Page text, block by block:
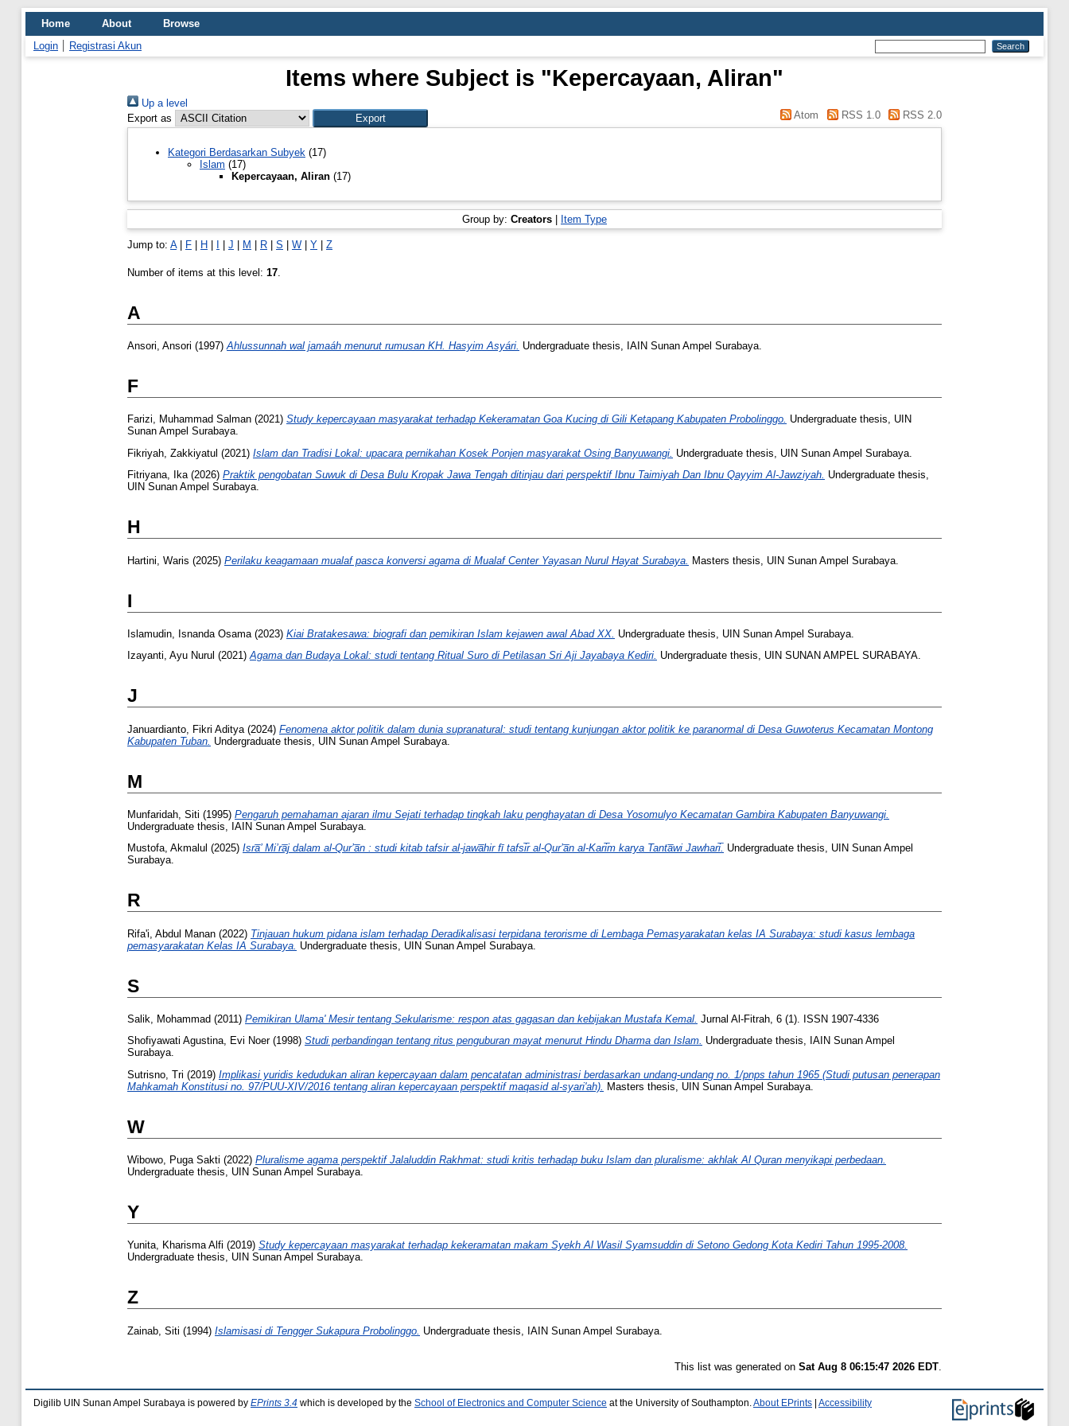
Home About
Browse
Login
Registrasi Akun
Items where Subject is "Kepercayaan, Aliran"
Up a level
Export as
Atom RSS 1.0 RSS 2.0
Kategori Berdasarkan Subyek (17)
Islam (17)
Kepercayaan, Aliran (17)
Group by: Creators | Item Type
Jump to: A| F | H | I | J | M | R | S | W | Y | Z
Number of items at this level: 17
A
Ansori, Ansori (1997) Ahlussunnah wal jamaáh menurut rumusan KH. Hasyim Asyári. Undergraduate thesis, IAIN Sunan Ampel Surabaya.
F
Farizi, Muhammad Salman (2021) Study kepercayaan masyarakat terhadap Kekeramatan Goa Kucing di Gili Ketapang Kabupaten Probolinggo. Undergraduate thesis, UIN
Sunan Ampel Surabaya.
Fikriyah, Zakkiyatul (2021) Islam dan Tradisi Lokal: upacara pernikahan Kosek Ponjen masyarakat Osing Banyuwangi. Undergraduate thesis, UIN Sunan Ampel Surabaya.
Fitriyana, Ika(2026) Praktik pengobatan Suwuk di Desa Bulu Kropak Jawa Tengah ditinjau dari perspektif Ibnu Taimiyah Dan Ibnu Qayyim Al-Jawziyah. Undergraduate thesis,
UIN Sunan Ampel Surabaya.
H
Hartini, Waris (2025) Perilaku keagamaan mualaf pasca konversi agama di Mualaf Center Yayasan Nurul Hayat Surabaya. Masters thesis, UIN Sunan Ampel Surabaya.
I
Islamudin, Isnanda Osama (2023) Kiai Bratakesawa: biografi dan pemikiran Islam kejawen awal Abad XX. Undergraduate thesis, UIN Sunan Ampel Surabaya.
Izayanti, Ayu Nurul (2021)Agama dan Budaya Lokal: studi tentang Ritual Suro di Petilasan Sri Aji Jayabaya Kediri. Undergraduate thesis, UIN SUNAN AMPEL SURABAYA.
J
Januardianto, Fikri Aditya (2024) Fenomena aktor politik dalam dunia supranatural: studi tentang kunjungan aktor politik ke paranormal di Desa Guwoterus Kecamatan Montong
Kabupaten Tuban. Undergraduate thesis, UIN Sunan Ampel Surabaya.
M
Munfaridah, Siti (1995) Pengaruh pemahaman ajaran ilmu Sejati terhadap tingkah laku penghayatan di Desa Yosomulyo Kecamatan Gambira Kabupaten Banyuwangi.
Undergraduate thesis, IAIN Sunan Ampel Surabaya.
Mustofa, Akmalul (2025) Isra̅’ Mi’ra̅j dalam al-Qur’a̅n : studi kitab tafsir al-jawa̅hir fī tafsi̅r al-Qur’a̅n al-Kari̅m karya Tanta̅wi Jawhari̅. Undergraduate thesis, UIN Sunan Ampel
Surabaya.
R
Rifa'i, Abdul Manan (2022) Tinjauan hukum pidana islam terhadap Deradikalisasi terpidana terorisme di Lembaga Pemasyarakatan kelas IA Surabaya: studi kasus lembaga
pemasyarakatan Kelas IA Surabaya. Undergraduate thesis, UIN Sunan Ampel Surabaya.
S
Salik, Mohammad (2011) Pemikiran Ulama' Mesir tentang Sekularisme: respon atas gagasan dan kebijakan Mustafa Kemal. Jurnal Al-Fitrah, 6 (1). ISSN 1907-4336
Shofiyawati Agustina, Evi Noer(1998) Studi perbandingan tentang ritus penguburan mayat menurut Hindu Dharma dan Islam. Undergraduate thesis, IAIN Sunan Ampel
Surabaya.
Sutrisno, Tri (2019) Implikasi yuridis kedudukan aliran kepercayaan dalam pencatatan administrasi berdasarkan undang-undang no. 1/pnps tahun 1965 (Studi putusan penerapan
Mahkamah Konstitusi no. 97/PUU-XIV/2016 tentang aliran kepercayaan perspektif maqasid al-syari'ah). Masters thesis, UIN Sunan Ampel Surabaya.
W
Wibowo, Puga Sakti (2022) Pluralisme agama perspektif Jalaluddin Rakhmat: studi kritis terhadap buku Islam dan pluralisme: akhlak Al Quran menyikapi perbedaan.
Undergraduate thesis, UIN Sunan Ampel Surabaya.
Y
Yunita, Kharisma Alfi (2019) Study kepercayaan masyarakat terhadap kekeramatan makam Syekh Al Wasil Syamsuddin di Setono Gedong Kota Kediri Tahun 1995-2008.
Undergraduate thesis, UIN Sunan Ampel Surabaya.
Z
Zainab, Siti (1994) Islamisasi di Tengger Sukapura Probolinggo. Undergraduate thesis, IAIN Sunan Ampel Surabaya.
This list was generated on Sat Aug 8 06:15:47 2026 EDT
Digilib UIN Sunan Ampel Surabaya is powered by EPrints 3.4 which is developed by the School of Electronics and Computer Science at the University of Southampton. About EPrints Accessibility